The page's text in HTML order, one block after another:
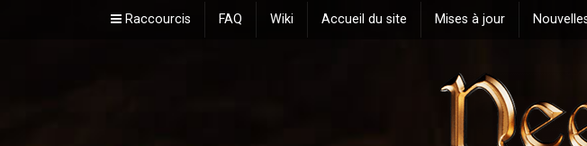
Raccourcis FAQ Wiki Accueil du site Mises à jour